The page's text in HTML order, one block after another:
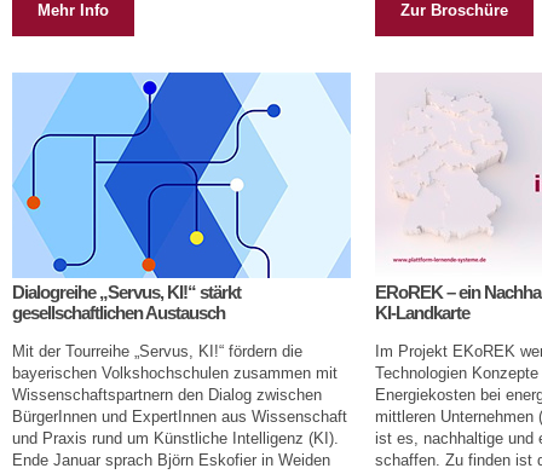
Mehr Info Zur Broschüre
Dialogreihe „Servus, KI!“ stärkt
gesellschaftlichen Austausch
Mit der Tourreihe „Servus, KI!“ fördern die
bayerischen Volkshochschulen zusammen mit
Wissenschaftspartnern den Dialog zwischen
BürgerInnen und ExpertInnen aus Wissenschaft
und Praxis rund um Künstliche Intelligenz (KI).
Ende Januar sprach Björn Eskofier in Weiden
ERoREK – ein
KI-Landkarte
Im Projekt EKoREK
Technologien
Energiekosten bei
mittleren
ist es, nachhaltige und
schaffen. Zu finden ist